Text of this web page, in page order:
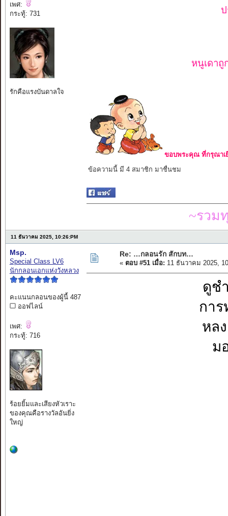
เพศ:
กระทู้: 731
รักคือแรงบันดาลใจ
หนูเดาถู
ขอบพระคุณ ที่กรุณาเ
ข้อความนี้ มี 4 สมาชิก มาชื่นชม
~รวม
11 ธันวาคม 2025, 10:26:PM
Msp.
Special Class LV6
นักกลอนเอกแห่งวังหลวง
คะแนนกลอนของผู้นี้ 487
ออฟไลน์
เพศ:
กระทู้: 716
ร้อยยิ้มและเสียงหัวเราะ
ของคุณคือรางวัลอันยิ่ง
ใหญ่
Re: …กลอนรัก สักบท…
« ตอบ #51 เมื่อ: 11 ธันวาคม 2025,
ดูช
กา
หล
ม